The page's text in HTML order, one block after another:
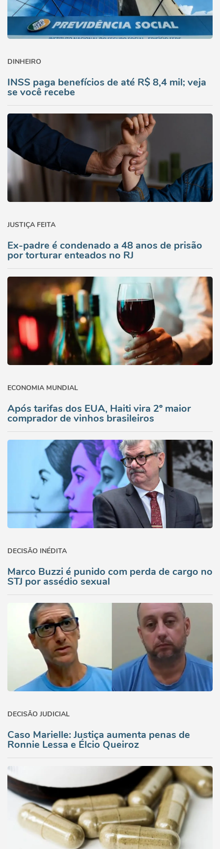
DINHEIRO
INSS paga benefícios de até R$ 8,4 mil; veja
se você recebe
JUSTIÇA FEITA
Ex-padre é condenado a 48 anos de prisão
por torturar enteados no RJ
ECONOMIA MUNDIAL
Após tarifas dos EUA, Haiti vira 2º maior
comprador de vinhos brasileiros
DECISÃO INÉDITA
Marco Buzzi é punido com perda de cargo no
STJ por assédio sexual
DECISÃO JUDICIAL
Caso Marielle: Justiça aumenta penas de
Ronnie Lessa e Élcio Queiroz